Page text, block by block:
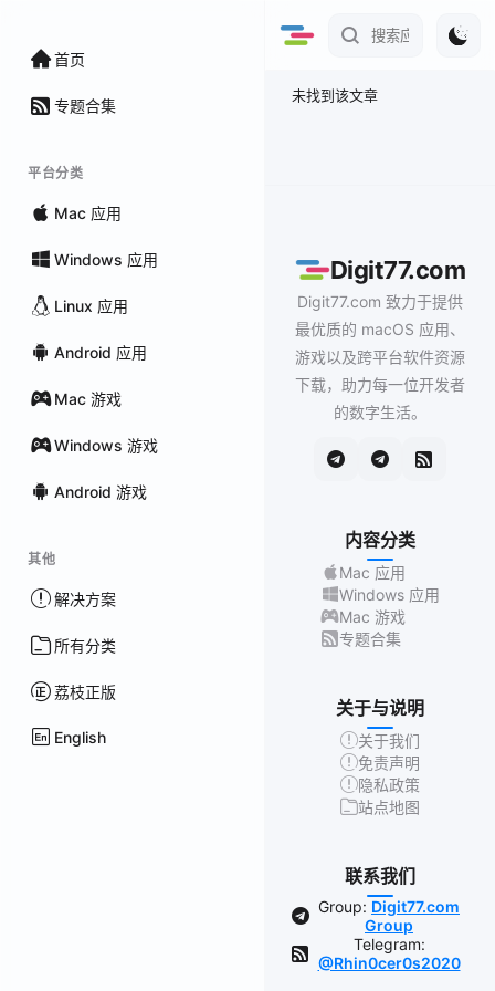
首页
专题合集
平台分类
Mac 应用
Windows 应用
Linux 应用
Android 应用
Mac 游戏
Windows 游戏
Android 游戏
其他
解决方案
所有分类
荔枝正版
English
未找到该文章
Digit77.com
Digit77.com 致力于提供
最优质的 macOS 应用、
游戏以及跨平台软件资源
下载，助力每一位开发者
的数字生活。
内容分类
Mac 应用
Windows 应用
Mac 游戏
专题合集
关于与说明
关于我们
免责声明
隐私政策
站点地图
联系我们
Group: Digit77.com
Group
Telegram:
@Rhin0cer0s2020